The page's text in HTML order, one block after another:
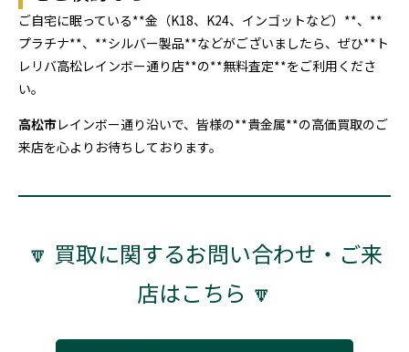
ご自宅に眠っている**金（K18、K24、インゴットなど）**、**
プラチナ**、**シルバー製品**などがございましたら、ぜひ**ト
レリバ高松レインボー通り店**の**無料査定**をご利用くださ
い。
高松市レインボー通り沿いで、皆様の**貴金属**の高価買取のご
来店を心よりお待ちしております。
🔽 買取に関するお問い合わせ・ご来
店はこちら 🔽